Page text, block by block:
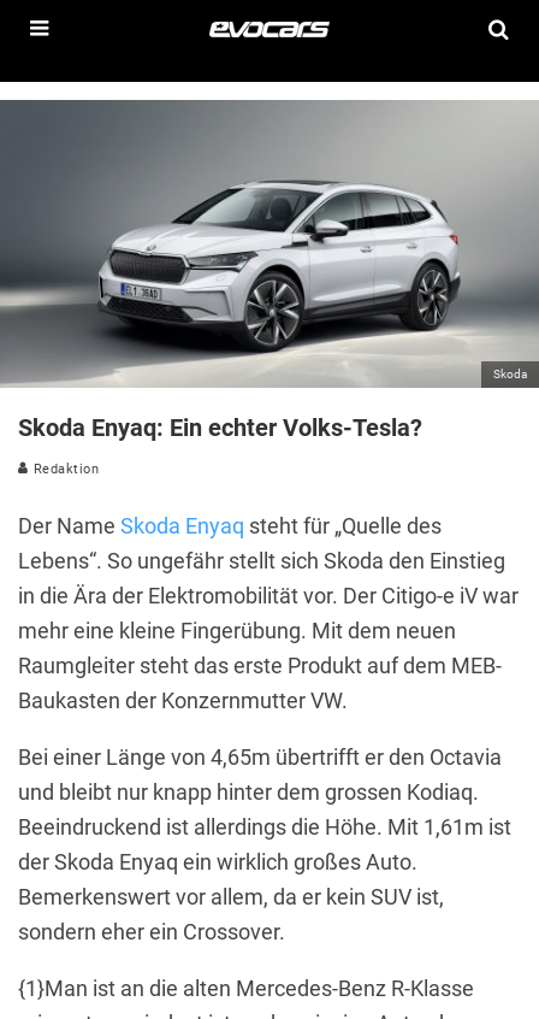
Skoda
Skoda Enyaq: Ein echter Volks-Tesla?
Redaktion
Der Name Skoda Enyaq steht für „Quelle des
Lebens“. So ungefähr stellt sich Skoda den Einstieg
in die Ära der Elektromobilität vor. Der Citigo-e iV war
mehr eine kleine Fingerübung. Mit dem neuen
Raumgleiter steht das erste Produkt auf dem MEB-
Baukasten der Konzernmutter VW.
Bei einer Länge von 4,65m übertrifft er den Octavia
und bleibt nur knapp hinter dem grossen Kodiaq.
Beeindruckend ist allerdings die Höhe. Mit 1,61m ist
der Skoda Enyaq ein wirklich großes Auto.
Bemerkenswert vor allem, da er kein SUV ist,
sondern eher ein Crossover.
{1}Man ist an die alten Mercedes-Benz R-Klasse